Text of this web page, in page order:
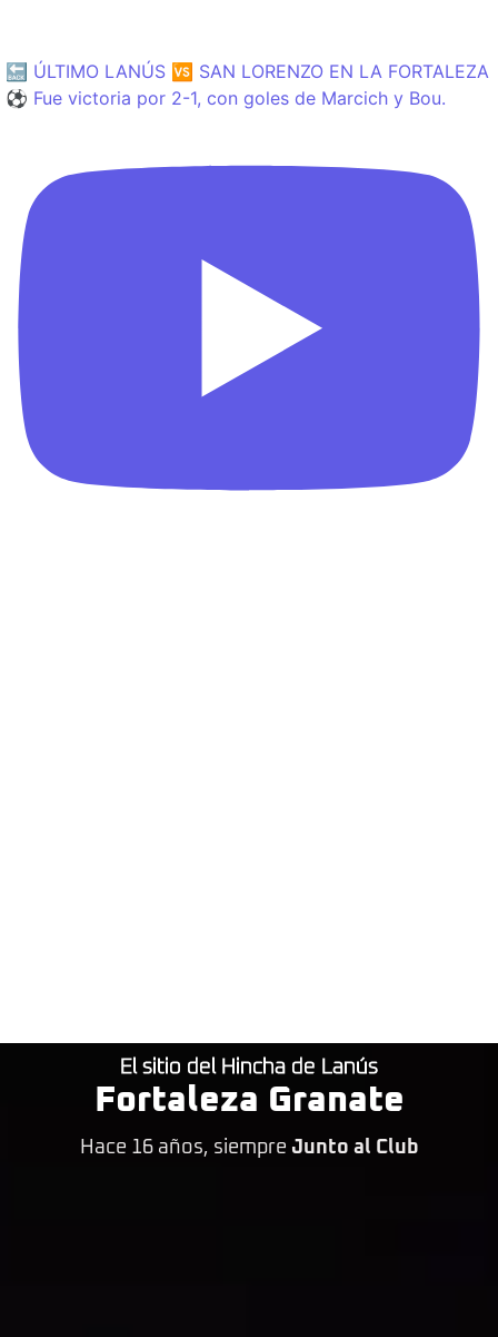
🔙 ÚLTIMO LANÚS 🆚 SAN LORENZO EN LA FORTALEZA
⚽️ Fue victoria por 2-1, con goles de Marcich y Bou.
El sitio del Hincha de Lanús
Fortaleza Granate
Hace 16 años, siempre Junto al Club